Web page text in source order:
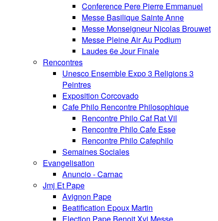
Conference Pere Pierre Emmanuel
Messe Basilique Sainte Anne
Messe Monseigneur Nicolas Brouwet
Messe Pleine Air Au Podium
Laudes 6e Jour Finale
Rencontres
Unesco Ensemble Expo 3 Religions 3
Peintres
Exposition Corcovado
Cafe Philo Rencontre Philosophique
Rencontre Philo Caf Rat Vil
Rencontre Philo Cafe Esse
Rencontre Philo Cafephilo
Semaines Sociales
Evangelisation
Anuncio - Carnac
Jmj Et Pape
Avignon Pape
Beatification Epoux Martin